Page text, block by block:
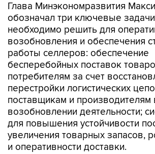
Глава Минэкономразвития
обозначал три ключевые
необходимо решить для
возобновления и обеспечения
работы селлеров: обеспечение
бесперебойных поставок
потребителям за счет
перестройки логистических
поставщикам и производителям
возобновлении деятельности;
для повышения устойчивости
увеличения товарных запасов,
и оперативности доставки.